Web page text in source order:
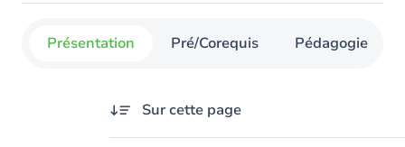
Présentation Pré/Corequis Pédagogie
Sur cette page